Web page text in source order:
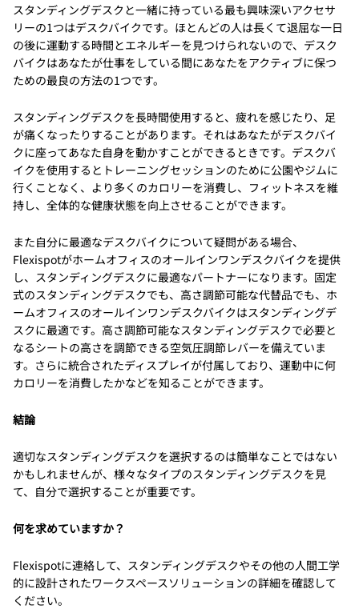
スタンディングデスクと一緒に持っている最も興味深いアクセサ
リーの1つはデスクバイクです。ほとんどの人は長くて退屈な一日
の後に運動する時間とエネルギーを見つけられないので、デスク
バイクはあなたが仕事をしている間にあなたをアクティブに保つ
ための最良の方法の1つです。
スタンディングデスクを長時間使用すると、疲れを感じたり、足
が痛くなったりすることがあります。それはあなたがデスクバイ
クに座ってあなた自身を動かすことができるときです。デスクバ
イクを使用するとトレーニングセッションのために公園やジムに
行くことなく、より多くのカロリーを消費し、フィットネスを維
持し、全体的な健康状態を向上させることができます。
また自分に最適なデスクバイクについて疑問がある場合、
Flexispotがホームオフィスのオールインワンデスクバイクを提供
し、スタンディングデスクに最適なパートナーになります。固定
式のスタンディングデスクでも、高さ調節可能な代替品でも、ホ
ームオフィスのオールインワンデスクバイクはスタンディングデ
スクに最適です。高さ調節可能なスタンディングデスクで必要と
なるシートの高さを調節できる空気圧調節レバーを備えていま
す。さらに統合されたディスプレイが付属しており、運動中に何
カロリーを消費したかなどを知ることができます。
結論
適切なスタンディングデスクを選択するのは簡単なことではない
かもしれませんが、様々なタイプのスタンディングデスクを見
て、自分で選択することが重要です。
何を求めていますか？
Flexispotに連絡して、スタンディングデスクやその他の人間工学
的に設計されたワークスペースソリューションの詳細を確認して
ください。